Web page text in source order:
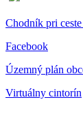
Chodník pri
Facebook
Územný plán
Virtuálny cintorín